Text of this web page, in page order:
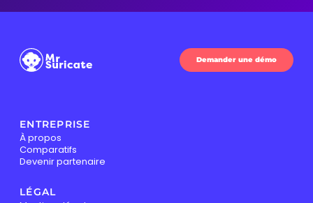
Demander une démo
ENTREPRISE
À propos
Comparatifs
Devenir partenaire
LÉGAL